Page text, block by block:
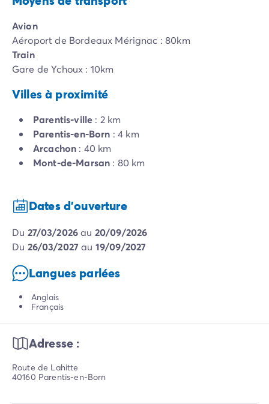
Avion
Aéroport de Bordeaux Mérignac : 80km
Train
Gare de Ychoux : 10km
Villes à proximité
Parentis-ville : 2 km
Parentis-en-Born : 4 km
Arcachon : 40 km
Mont-de-Marsan : 80 km
Dates d'ouverture
du 27/03/2026au 20/09/2026
du 26/03/2027au 19/09/2027
Langues parlées
Anglais
Français
Adresse :
Route de Lahitte
40160 Parentis-en-Born